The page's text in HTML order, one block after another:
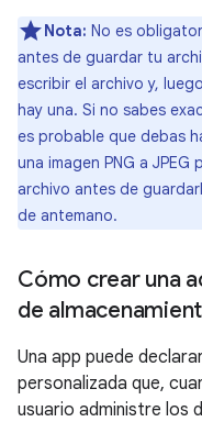
Nota: No es
antes de guardar tu
escribir el archivo y,
hay una. Si no sabes
es probable que debas
una imagen PNG a
archivo antes de
de antemano.
Cómo crear una
de
Una app puede
personalizada que,
usuario administre los